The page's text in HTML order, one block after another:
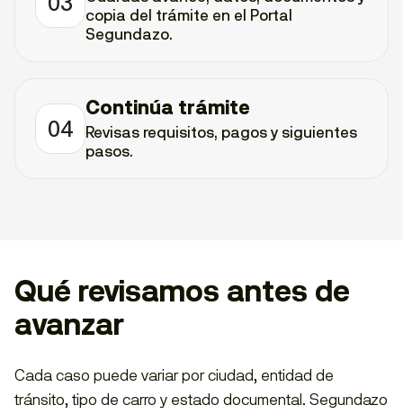
copia del trámite en el Portal
Segundazo.
04
Continúa trámite
Revisas requisitos, pagos y siguientes
pasos.
Qué revisamos antes de
avanzar
Cada caso puede variar por ciudad, entidad de
tránsito, tipo de carro y estado documental. Segundazo